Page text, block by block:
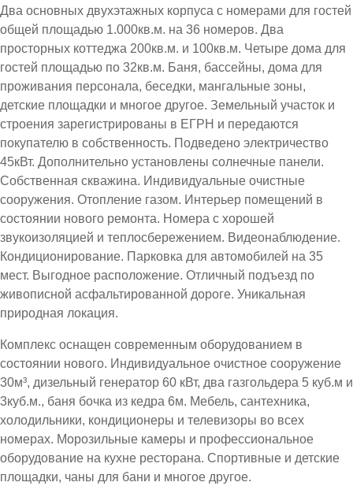
Два основных двухэтажных корпуса с номерами для гостей
общей площадью 1.000кв.м. на 36 номеров. Два
просторных коттеджа 200кв.м. и 100кв.м. Четыре дома для
гостей площадью по 32кв.м. Баня, бассейны, дома для
проживания персонала, беседки, мангальные зоны,
детские площадки и многое другое. Земельный участок и
строения зарегистрированы в ЕГРН и передаются
покупателю в собственность. Подведено электричество
45кВт. Дополнительно установлены солнечные панели.
Собственная скважина. Индивидуальные очистные
сооружения. Отопление газом. Интерьер помещений в
состоянии нового ремонта. Номера с хорошей
звукоизоляцией и теплосбережением. Видеонаблюдение.
Кондиционирование. Парковка для автомобилей на 35
мест. Выгодное расположение. Отличный подъезд по
живописной асфальтированной дороге. Уникальная
природная локация.
Комплекс оснащен современным оборудованием в
состоянии нового. Индивидуальное очистное сооружение
30м³, дизельный генератор 60 кВт, два газгольдера 5 куб.м и
3куб.м., баня бочка из кедра 6м. Мебель, сантехника,
холодильники, кондиционеры и телевизоры во всех
номерах. Морозильные камеры и профессиональное
оборудование на кухне ресторана. Спортивные и детские
площадки, чаны для бани и многое другое.